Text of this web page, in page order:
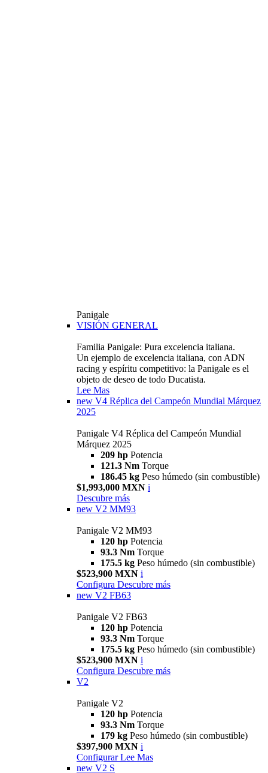
Panigale
VISIÓN GENERAL
Familia Panigale: Pura excelencia italiana.
Un ejemplo de excelencia italiana, con ADN
racing y espíritu competitivo: la Panigale es el
objeto de deseo de todo Ducatista.
Lee Mas
new V4 Réplica del Campeón Mundial Márquez
2025
Panigale V4 Réplica del Campeón Mundial
Márquez 2025
209 hp Potencia
121.3 Nm Torque
186.45 kg Peso húmedo (sin combustible)
$1,993,000 MXN i
Descubre más
new V2 MM93
Panigale V2 MM93
120 hp Potencia
93.3 Nm Torque
175.5 kg Peso húmedo (sin combustible)
$523,900 MXN i
Configura Descubre más
new V2 FB63
Panigale V2 FB63
120 hp Potencia
93.3 Nm Torque
175.5 kg Peso húmedo (sin combustible)
$523,900 MXN i
Configura Descubre más
V2
Panigale V2
120 hp Potencia
93.3 Nm Torque
179 kg Peso húmedo (sin combustible)
$397,900 MXN i
Configurar Lee Mas
new V2 S